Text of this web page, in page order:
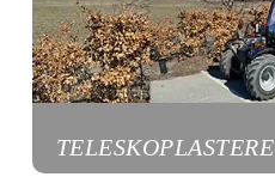
TELESKOPLASTERE